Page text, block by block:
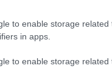
to enable storage
in apps.
to enable storage